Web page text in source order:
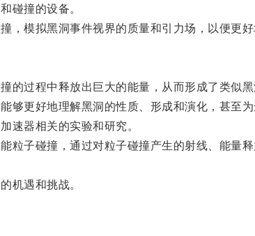
碰撞的设备。
模拟黑洞事件视界的质量和引力场，以便更好
过程中释放出巨大的能量，从而形成了类似黑
更好地理解黑洞的性质、形成和演化，甚至为
器相关的实验和研究。
子碰撞，通过对粒子碰撞产生的射线、能量
机遇和挑战。